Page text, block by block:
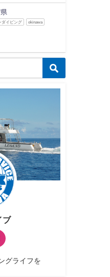
ダイビング okinawa
ブ
グライフを